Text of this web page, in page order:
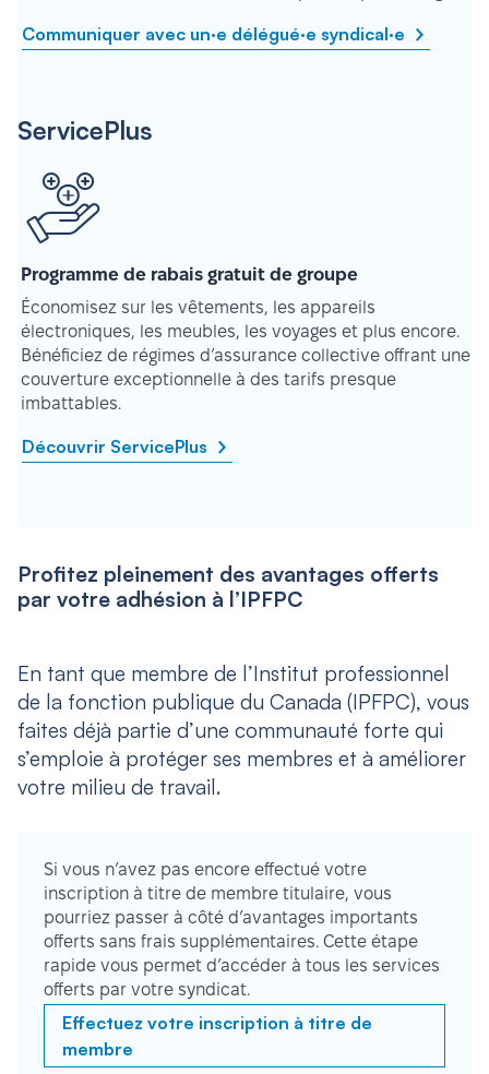
Communiquer avec un·e délégué·e syndical·e
ServicePlus
Programme de rabais gratuit de groupe
Économisez sur les vêtements, les appareils
électroniques, les meubles, les voyages et plus encore.
Bénéficiez de régimes d’assurance collective offrant une
couverture exceptionnelle à des tarifs presque
imbattables.
Découvrir ServicePlus
Profitez pleinement des avantages offerts
par votre adhésion à l’IPFPC
En tant que membre de l’Institut professionnel
de la fonction publique du Canada (IPFPC), vous
faites déjà partie d’une communauté forte qui
s’emploie à protéger ses membres et à améliorer
votre milieu de travail.
Si vous n’avez pas encore effectué votre
inscription à titre de membre titulaire, vous
pourriez passer à côté d’avantages importants
offerts sans frais supplémentaires. Cette étape
rapide vous permet d’accéder à tous les services
offerts par votre syndicat.
Effectuez votre inscription à titre de
membre